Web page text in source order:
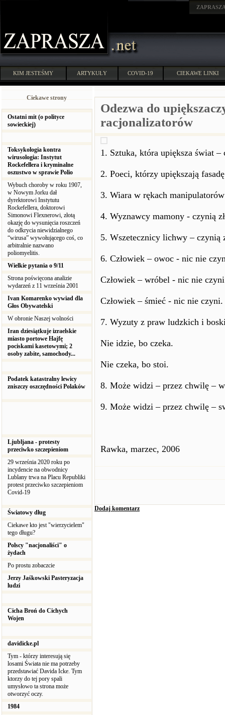
KIM JESTEŚMY ARTYKUŁY COVID-19 CIEKAWE LINKI
Ciekawe strony
Ostatni mit (o polityce
sowieckiej)
Toksykologia kontra
wirusologia: Instytut
Rockefellera i kryminalne
oszustwo w sprawie Polio
Wybuch choroby w roku 1907,
w Nowym Jorku dał
dyrektorowi Instytutu
Rockefellera, doktorowi
Simonowi Flexnerowi, złotą
okazję do wysunięcia roszczeń
do odkrycia niewidzialnego
“wirusa” wywołującego coś, co
arbitralnie nazwano
poliomyelitis.
Wielkie pytania o 9/11
Strona poświęcona analizie
wydarzeń z 11 września 2001
Ivan Komarenko wywiad dla
Głos Obywatelski
W obronie Naszej wolności
Iran dziesiątkuje izraelskie
miasto portowe Hajfę
pociskami kasetowymi; 2
osoby zabite, samochody...
Podatek katastralny lewicy
zniszczy oszczędności Polaków
Ljubljana - protesty
przeciwko szczepieniom
29 września 2020 roku po
incydencie na obwodnicy
Lublany trwa na Placu Republiki
protest przeciwko szczepieniom
Covid-19
Światowy dług
Ciekawe kto jest "wierzycielem"
tego długu?
Polscy "nacjonaliści" o
żydach
Po prostu zobaczcie
Jerzy Jaśkowski Pasteryzacja
ludzi
Cicha Broń do Cichych
Wojen
davidicke.pl
Tym - którzy interesują się
losami Świata nie ma potrzeby
przedstawiać Davida Icke. Tym
ktorzy do tej pory spali
umysłowo ta strona może
otworzyć oczy.
1984
Odezwa do
racjonalizatorów
1. Sztuka, która upiększa świat –
2. Poeci, którzy upiększają
3. Wiara w rękach
4. Wyznawcy mamony - czynią
5. Wszetecznicy lichwy – czynią
6. Człowiek – owoc - nic nie
Człowiek – wróbel - nic nie
Człowiek – śmieć - nic nie czyni.
7. Wyzuty z praw ludzkich i
Nie idzie, bo czeka.
Nie czeka, bo stoi.
8. Może widzi – przez chwilę –
9. Może widzi – przez chwilę –
Rawka, marzec, 2006
Dodaj komentarz